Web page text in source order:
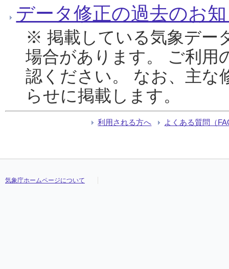
データ修正の過去のお
※ 掲載している気象デー
場合があります。 ご利用
認ください。 なお、主な
らせに掲載します。
利用される方へ よくある質問（
気象庁ホームページについて